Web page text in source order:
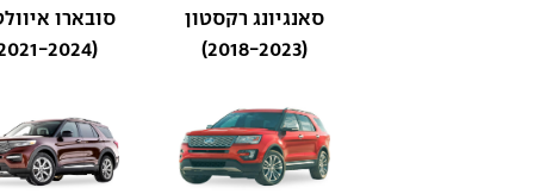
סאנגיונג רקסטון
(2018-2023)
סובארו
(2021-2024)